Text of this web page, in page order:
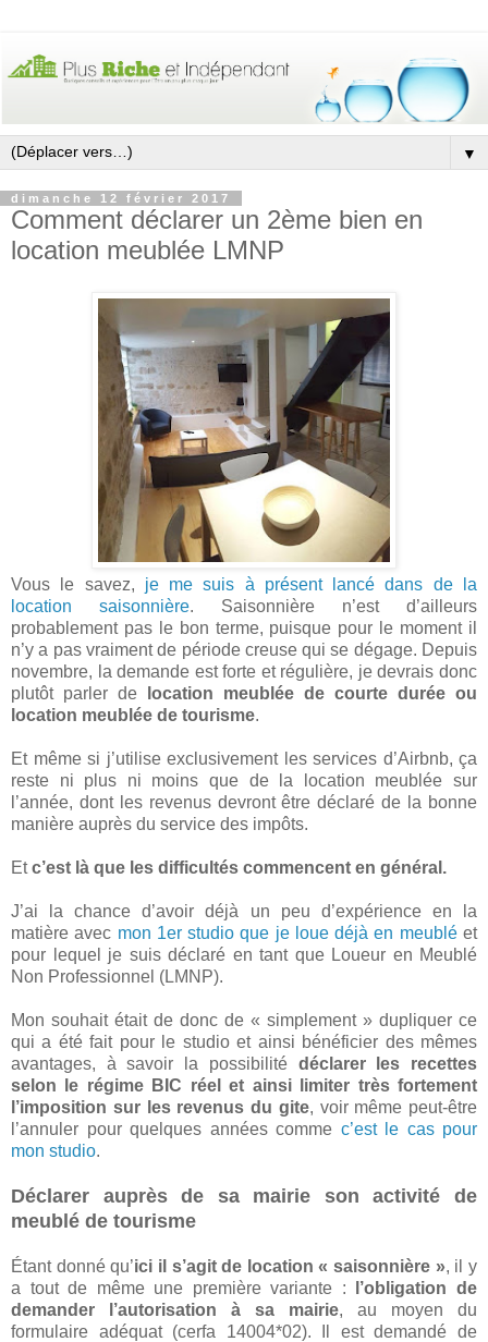
▼
dimanche 12 février 2017
Comment déclarer un 2ème bien en
location meublée LMNP
Vous le savez, je me suis à présent lancé dans de la
location saisonnière. Saisonnière n’est d’ailleurs
probablement pas le bon terme, puisque pour le moment il
n’y a pas vraiment de période creuse qui se dégage. Depuis
novembre, la demande est forte et régulière, je devrais donc
plutôt parler de
location meublée de courte durée ou
location meublée de tourisme.
Et même si j’utilise exclusivement les services d’Airbnb, ça
reste ni plus ni moins que de la location meublée sur
l’année, dont les revenus devront être déclaré de la bonne
manière auprès du service des impôts.
Etc’est là que les difficultés commencent en général.
J’ai la chance d’avoir déjà un peu d’expérience en la
matière avec mon 1er studio que je loue déjà en meubléet
pour lequel je suis déclaré en tant que Loueur en Meublé
Non Professionnel (LMNP).
Mon souhait était de donc de « simplement » dupliquer ce
qui a été fait pour le studio et ainsi bénéficier des mêmes
avantages, à savoir la possibilité déclarer les recettes
selon le régime BIC réel et ainsi limiter très fortement
l’imposition sur les revenus du gite, voir même peut-être
l’annuler pour quelques années comme c’est le cas pour
mon studio.
Déclarer auprès de sa mairie son activité de
meublé de tourisme
Étant donné qu’ici il s’agit de location « saisonnière », il y
a tout de même une première variante :
l’obligation de
demander l’autorisation à sa mairie, au moyen du
formulaire adéquat (cerfa 14004*02). Il est demandé de